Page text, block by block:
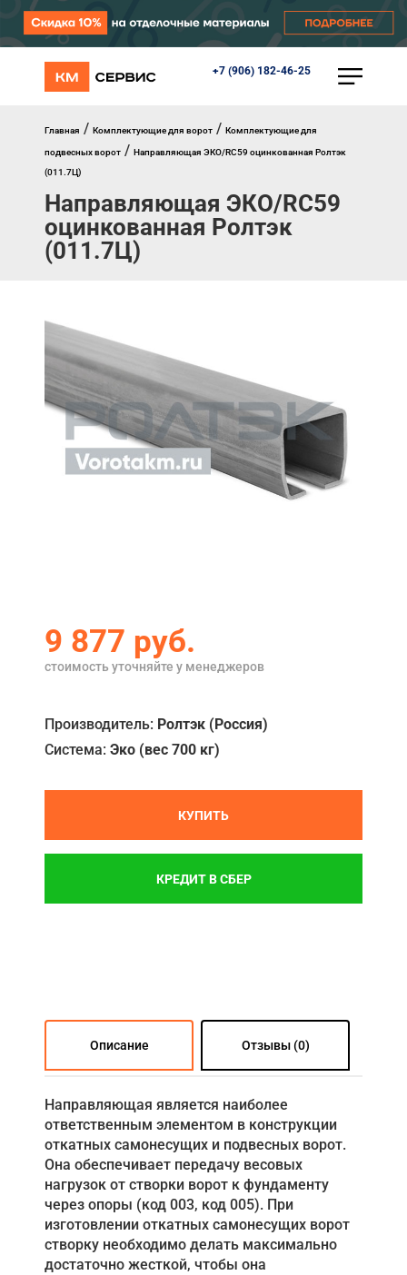
+7 (906) 182-46-25
КАТАЛОГ
Перегрузочное оборудование
Уличные калитки
Шлагбаумы
Противопожарные ворота
Противопожарные шторы
Внешняя солнцезащита
Окна, порталы, двери
Главная
Акции
Примеры работ
Контакты
Главная / Комплектующие для ворот / Комплектующие для
подвесных ворот / Направляющая ЭКО/RC59 оцинкованная Ролтэк
(011.7Ц)
Направляющая ЭКО/RC59
оцинкованная Ролтэк
(011.7Ц)
9 877 руб.
стоимость уточняйте у менеджеров
Производитель: Ролтэк (Россия)
Система: Эко (вес 700 кг)
КУПИТЬ
КРЕДИТ В СБЕР
Описание Отзывы (0)
Направляющая является наиболее
ответственным элементом в конструкции
откатных самонесущих и подвесных ворот.
Она обеспечивает передачу весовых
нагрузок от створки ворот к фундаменту
через опоры (код 003, код 005). При
изготовлении откатных самонесущих ворот
створку необходимо делать максимально
достаточно жесткой, чтобы она